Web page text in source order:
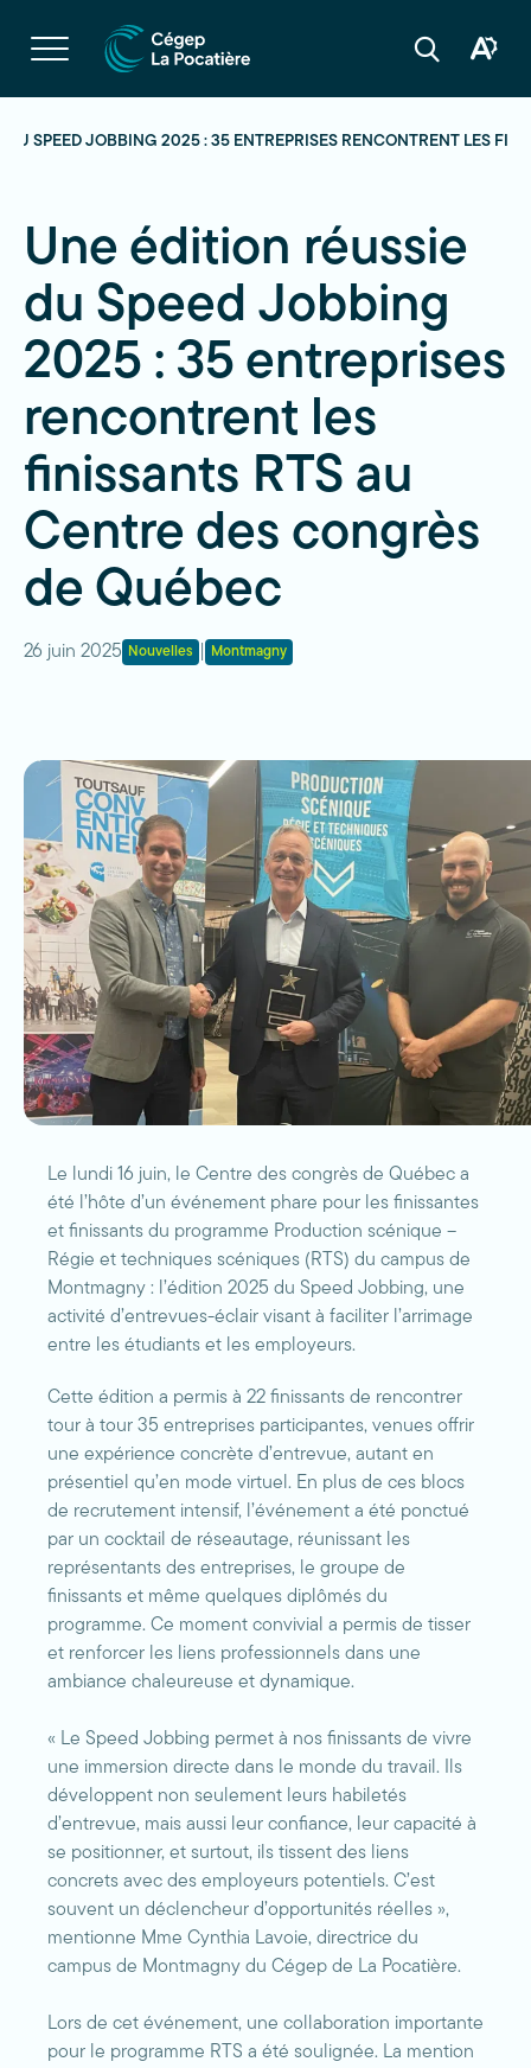
Ouvrir
la
navigation
Ouvrir
Ouvrir
DU SPEED JOBBING 2025 : 35 ENTREPRISES RENCONTRENT LES
Une édition réussie
du Speed Jobbing
2025 : 35 entreprises
rencontrent les
finissants RTS au
Centre des congrès
de Québec
26 juin 2025 Nouvelles Montmagny
Le lundi 16 juin, le Centre des congrès de Québec a
été l’hôte d’un événement phare pour les finissantes
et finissants du programme Production scénique –
Régie et techniques scéniques (RTS) du campus de
Montmagny : l’édition 2025 du Speed Jobbing, une
activité d’entrevues-éclair visant à faciliter l’arrimage
entre les étudiants et les employeurs.
Cette édition a permis à 22 finissants de rencontrer
tour à tour 35 entreprises participantes, venues offrir
une expérience concrète d’entrevue, autant en
présentiel qu’en mode virtuel. En plus de ces blocs
de recrutement intensif, l’événement a été ponctué
par un cocktail de réseautage, réunissant les
représentants des entreprises, le groupe de
finissants et même quelques diplômés du
programme. Ce moment convivial a permis de tisser
et renforcer les liens professionnels dans une
ambiance chaleureuse et dynamique.
« Le Speed Jobbing permet à nos finissants de vivre
une immersion directe dans le monde du travail. Ils
développent non seulement leurs habiletés
d’entrevue, mais aussi leur confiance, leur capacité à
se positionner, et surtout, ils tissent des liens
concrets avec des employeurs potentiels. C’est
souvent un déclencheur d’opportunités réelles »,
mentionne Mme Cynthia Lavoie, directrice du
campus de Montmagny du Cégep de La Pocatière.
Lors de cet événement, une collaboration importante
pour le programme RTS a été soulignée. La mention